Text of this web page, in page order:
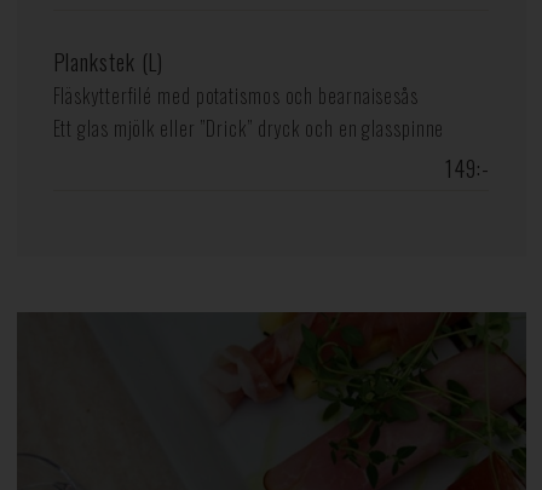
Plankstek (L)
Fläskytterfilé med potatismos och bearnaisesås
Ett glas mjölk eller ”Drick” dryck och en glasspinne
149:-